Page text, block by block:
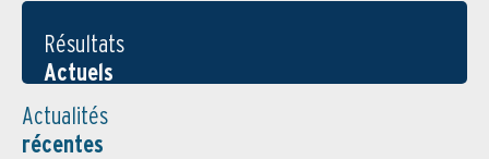
Résultats
Actuels
Actualités
récentes